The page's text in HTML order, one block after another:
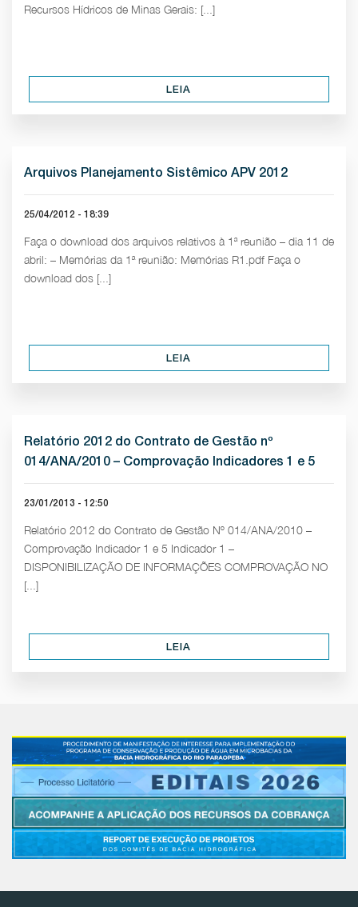
Recursos Hídricos de Minas Gerais: [...]
LEIA
Arquivos Planejamento Sistêmico APV 2012
25/04/2012 - 18:39
Faça o download dos arquivos relativos à 1ª reunião – dia 11 de
abril: – Memórias da 1ª reunião: Memórias R1.pdf Faça o
download dos [...]
LEIA
Relatório 2012 do Contrato de Gestão nº
014/ANA/2010 – Comprovação Indicadores 1 e 5
23/01/2013 - 12:50
Relatório 2012 do Contrato de Gestão Nº 014/ANA/2010 –
Comprovação Indicador 1 e 5 Indicador 1 –
DISPONIBILIZAÇÃO DE INFORMAÇÕES COMPROVAÇÃO NO
[...]
LEIA